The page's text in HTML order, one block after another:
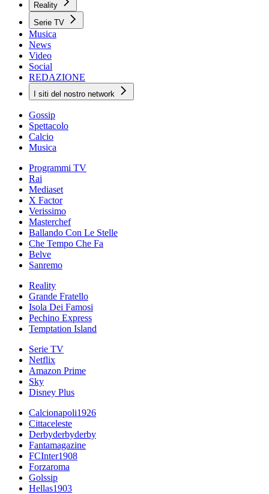
Reality
Serie TV
Musica
News
Video
Social
REDAZIONE
I siti del nostro network
Gossip
Spettacolo
Calcio
Musica
Programmi TV
Rai
Mediaset
X Factor
Verissimo
Masterchef
Ballando Con Le Stelle
Che Tempo Che Fa
Belve
Sanremo
Reality
Grande Fratello
Isola Dei Famosi
Pechino Express
Temptation Island
Serie TV
Netflix
Amazon Prime
Sky
Disney Plus
Calcionapoli1926
Cittaceleste
Derbyderbyderby
Fantamagazine
FCInter1908
Forzaroma
Golssip
Hellas1903